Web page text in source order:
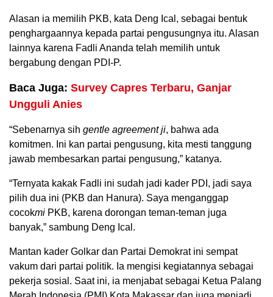
Alasan ia memilih PKB, kata Deng Ical, sebagai bentuk
penghargaannya kepada partai pengusungnya itu. Alasan
lainnya karena Fadli Ananda telah memilih untuk
bergabung dengan PDI-P.
Baca Juga: Survey Capres Terbaru, Ganjar
Ungguli Anies
“Sebenarnya sih gentle agreement ji, bahwa ada
komitmen. Ini kan partai pengusung, kita mesti tanggung
jawab membesarkan partai pengusung,” katanya.
“Ternyata kakak Fadli ini sudah jadi kader PDI, jadi saya
pilih dua ini (PKB dan Hanura). Saya menganggap
cocokmi PKB, karena dorongan teman-teman juga
banyak,” sambung Deng Ical.
Mantan kader Golkar dan Partai Demokrat ini sempat
vakum dari partai politik. Ia mengisi kegiatannya sebagai
pekerja sosial. Saat ini, ia menjabat sebagai Ketua Palang